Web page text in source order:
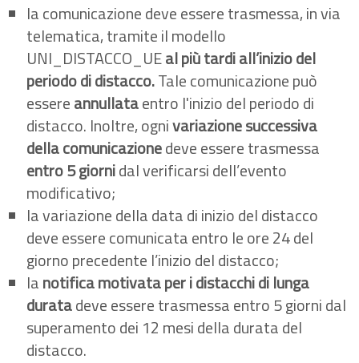
la comunicazione deve essere trasmessa, in via
telematica, tramite il modello
UNI_DISTACCO_UEal più tardi all’inizio del
periodo di distacco.Tale comunicazione può
essereannullataentro l'inizio del periodo di
distacco. Inoltre, ognivariazione successiva
della comunicazionedeve essere trasmessa
entro 5 giornidal verificarsi dell’evento
modificativo;
la variazione della data di inizio del distacco
deve essere comunicata entro le ore 24 del
giorno precedente l’inizio del distacco;
lanotifica motivata per i distacchi di lunga
duratadeve essere trasmessa entro 5 giorni dal
superamento dei 12 mesi della durata del
distacco.